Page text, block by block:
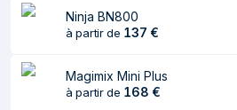
Poids
Puissance 1550 W
Ninja BN800
à partir de 137 €
Magimix Mini Plus
à partir de 168 €